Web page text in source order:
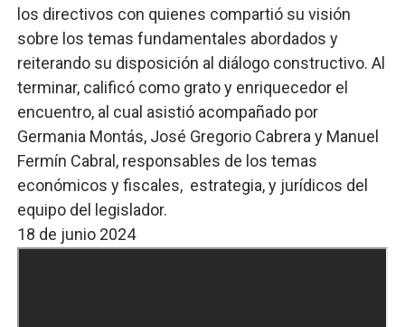
los directivos con quienes compartió su visión
sobre los temas fundamentales abordados y
reiterando su disposición al diálogo constructivo. Al
terminar, calificó como grato y enriquecedor el
encuentro, al cual asistió acompañado por
Germania Montás, José Gregorio Cabrera y Manuel
Fermín Cabral, responsables de los temas
económicos y fiscales, estrategia, y jurídicos del
equipo del legislador.
18 de junio 2024